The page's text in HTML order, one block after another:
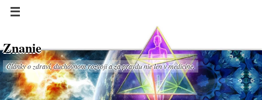
Znanie
Články o zdraví, duchovnom rozvoji a za pravdu nie len v medicíne.